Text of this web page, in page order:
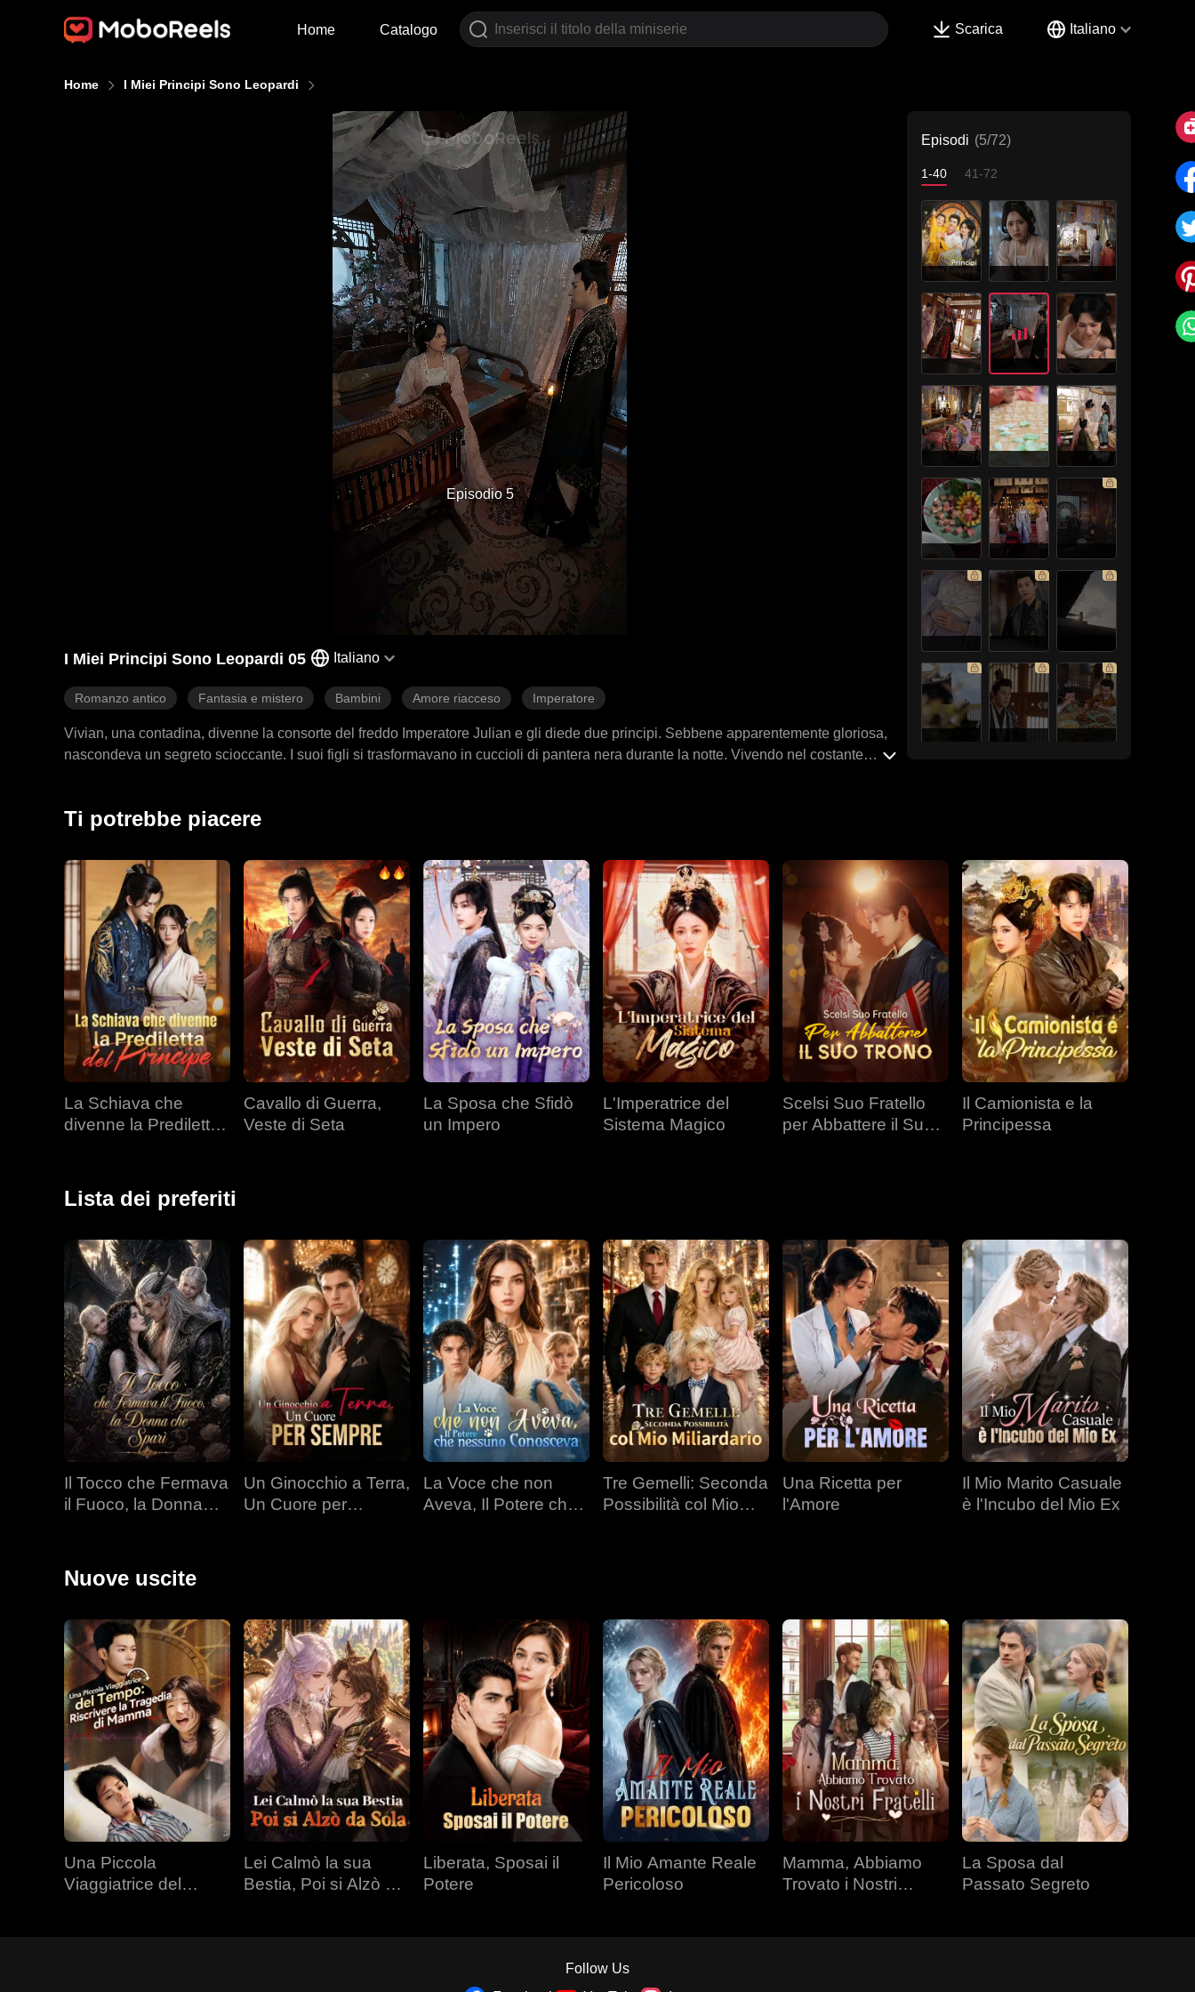
Home Catalogo Scarica Italiano
Home I Miei Principi Sono Leopardi
Episodio 5
I Miei Principi Sono Leopardi 05 Italiano
Romanzo antico Fantasia e mistero Bambini Amore riacceso Imperatore
Vivian, una contadina, divenne la consorte del freddo Imperatore Julian e gli diede due principi. Sebbene apparentemente gloriosa,
nascondeva un segreto scioccante. I suoi figli si trasformavano in cuccioli di pantera nera durante la notte. Vivendo nel costante
dei suoi figli fu svelato durante il banchetto per il sesto compleanno del principe ereditario.
Episodi (5/72)
1-40 41-72
Ti potrebbe piacere
La Schiava che
divenne la Prediletta
Cavallo di Guerra,
Veste di Seta
La Sposa che Sfidò
un Impero
L'Imperatrice del
Sistema Magico
Scelsi Suo Fratello
per Abbattere il Suo
Il Camionista e la
Principessa
Lista dei preferiti
Il Tocco che Fermava
il Fuoco, la Donna
Un Ginocchio a Terra,
Un Cuore per
La Voce che non
Aveva, Il Potere che
Tre Gemelli: Seconda
Possibilità col Mio
Una Ricetta per
l'Amore
Il Mio Marito Casuale
è l'Incubo del Mio Ex
Nuove uscite
Una Piccola
Viaggiatrice del
Lei Calmò la sua
Bestia, Poi si Alzò da
Liberata, Sposai il
Potere
Il Mio Amante Reale
Pericoloso
Mamma, Abbiamo
Trovato i Nostri
La Sposa dal
Passato Segreto
Follow Us